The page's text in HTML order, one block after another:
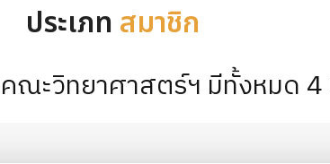
ประเภท สมาชิก
ณะวิทยาศาสตร์ฯ มีทั้งหมด 4